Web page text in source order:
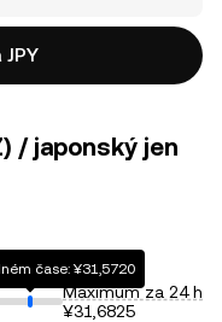
/ japonský jen
čase: ¥31,5720
Maximum za 24 h
¥31,6825